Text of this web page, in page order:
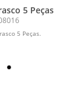
5 Peças
5 Peças.